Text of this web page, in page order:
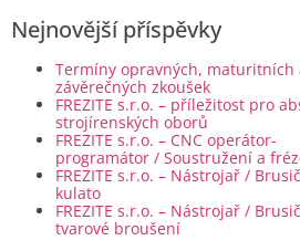
Nejnovější příspěvky
Termíny opravných, maturitních
závěrečných zkoušek
FREZITE s.r.o. – příležitost pro
strojírenských oborů
FREZITE s.r.o. – CNC operátor-
programátor / Soustružení a
FREZITE s.r.o. – Nástrojař /
kulato
FREZITE s.r.o. – Nástrojař /
tvarové broušení